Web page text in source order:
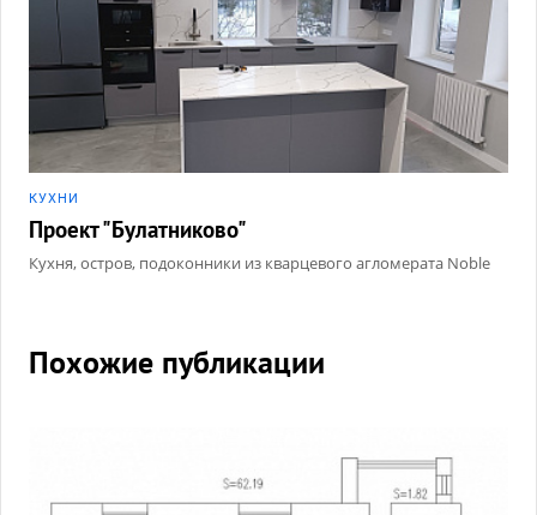
КУХНИ
Проект "Булатниково"
Кухня, остров, подоконники из кварцевого агломерата Noble
Похожие публикации